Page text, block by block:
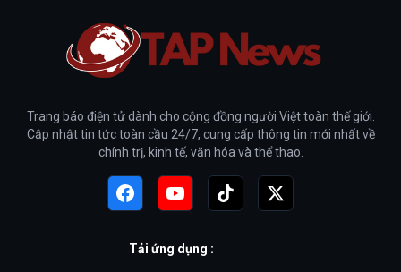
Trang báo điện tử dành cho cộng đồng người Việt toàn thế giới.
Cập nhật tin tức toàn cầu 24/7, cung cấp thông tin mới nhất về
chính trị, kinh tế, văn hóa và thể thao.
Tải ứng dụng :